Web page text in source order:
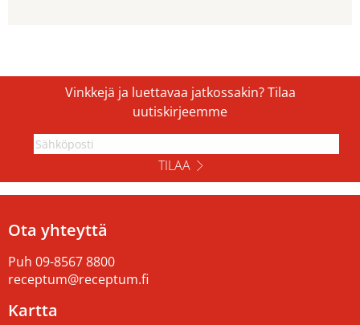
Vinkkejä ja luettavaa jatkossakin? Tilaa
uutiskirjeemme
TILAA
Ota yhteyttä
Puh 09-8567 8800
receptum@receptum.fi
Kartta